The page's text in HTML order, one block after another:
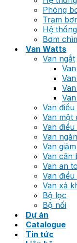
Phòng
Trạm
Hệ
Bơm
Van Watts
Van ngắt
Van
Van một
Van
Van
Van
Van cân
Van an
Van
Van xả
Bộ lọc
Bộ nối
Dự án
Catalogue
Tin tức